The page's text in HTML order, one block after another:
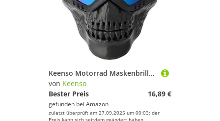
Keenso Motorrad Maskenbrille, Unisex Outdoor Abnehmbare Motorradbrille Helm Maske Skibrille Sport Motorrad Racing Augenschutzbrille(Bunt)
von Keenso
Bester Preis
16,89 €
gefunden bei Amazon
zuletzt überprüft am 27.09.2025 um 00:03; der
Preis kann sich seitdem geändert haben.